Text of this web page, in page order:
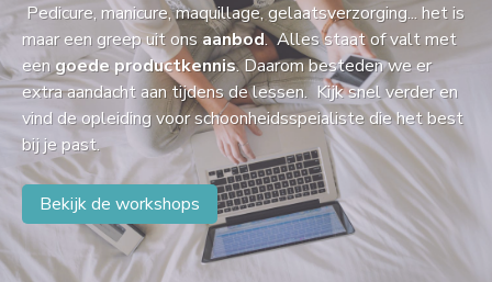
Pedicure, manicure, maquillage, gelaatsverzorging... het is
maar een greep uit ons aanbod. Alles staat of valt met
eengoede productkennis. Daarom besteden we er
extra aandacht aan tijdens de lessen. Kijk snel verder en
vind de opleiding voor schoonheidsspeialiste die het best
bij je past.
Bekijk de workshops